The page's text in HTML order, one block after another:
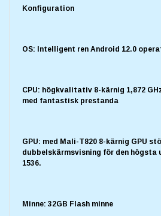
Konfiguration
OS: Intelligent ren Android 12.0
CPU: högkvalitativ 8-kärnig 1,872
med fantastisk prestanda
GPU: med Mali-T820 8-kärnig GPU
dubbelskärmsvisning för den högsta
1536.
Minne: 32GB Flash minne